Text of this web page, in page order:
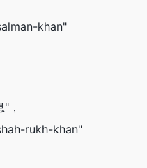
khan"
，
rukh-khan"